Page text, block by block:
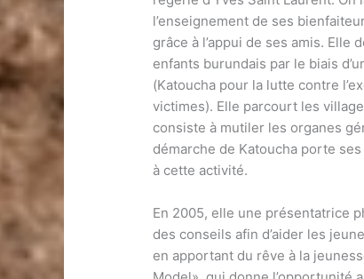
l’enseignement de ses
grâce à l’appui de ses amis.
enfants burundais par le biais
(Katoucha pour la lutte contre
victimes). Elle parcourt les
consiste à mutiler les organes
démarche de Katoucha porte
à cette activité.
En 2005, elle une présentatrice
des conseils afin d’aider les
en apportant du rêve à la